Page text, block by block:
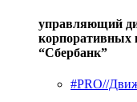
управляющий
“Сбербанк”
#PRO//